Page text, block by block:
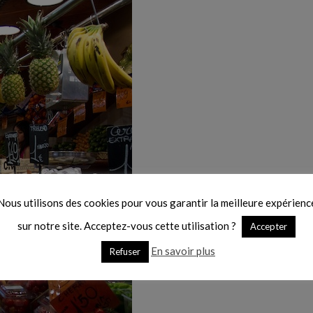
utilisons des cookies pour vous garantir la meilleure
sur notre site. Acceptez-vous cette utilisation ?
Accepter
Refuser En savoir plus